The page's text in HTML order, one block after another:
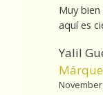
Muy
aquí es
Yalil